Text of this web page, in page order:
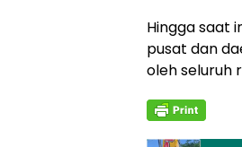
Hingga saat
pusat dan
oleh seluruh